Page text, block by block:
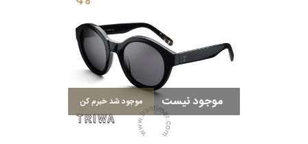
موجود نیست موجود شد خبرم کن